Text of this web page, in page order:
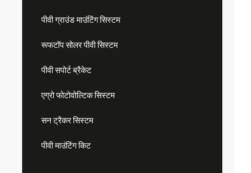
पीवी ग्राउंड माउंटिंग सिस्टम
रूफटॉप सोलर पीवी सिस्टम
पीवी सपोर्ट ब्रैकेट
एग्रो फोटोवोल्टिक सिस्टम
सन ट्रैकर सिस्टम
पीवी माउंटिंग किट